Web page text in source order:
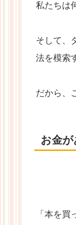
私たちは
そして、
法を模索
だから、
お金
「本を